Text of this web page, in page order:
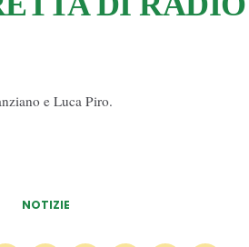
e Luca Piro.
NOTIZIE